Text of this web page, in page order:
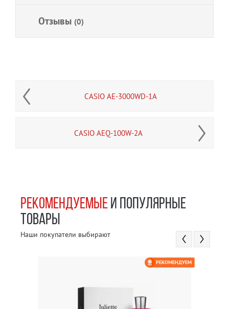
Отзывы (0)
CASIO AE-3000WD-1A
CASIO AEQ-100W-2A
РЕКОМЕНДУЕМЫЕИ ПОПУЛЯРНЫЕ
ТОВАРЫ
Наши покупатели выбирают
РЕКОМЕНДУЕМ